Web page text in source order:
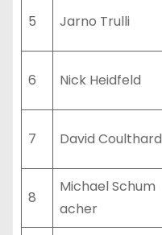
5 Jarno Trulli
6 Nick Heidfeld
7 David Coulthard
8
Michael Schum
acher